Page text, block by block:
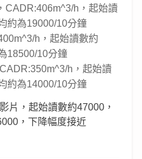
CADR:406m^3/h，起始讀
約為19000/10分鐘
h，起始讀數約
18500/10分鐘
h，起始讀
約為14000/10分鐘
片，起始讀數約47000，
，下降幅度接近